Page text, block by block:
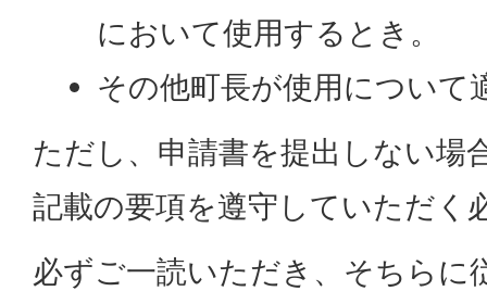
において使用するとき。
その他町長が使用について
ただし、申請書を提出しない場
記載の要項を遵守していただく
必ずご一読いただき、そちらに